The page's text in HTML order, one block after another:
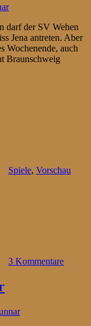
darf der SV Wehen
Jena antreten. Aber
Wochenende, auch
Braunschweig
Spiele, Vorschau
3 Kommentare